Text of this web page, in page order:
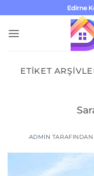
atla
Edirne
ETIKET
ADMIN TARAFINDAN